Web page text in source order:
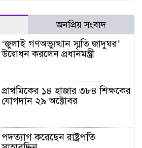
জনপ্রিয় সংবাদ
‘জুলাই গণঅভ্যুত্থান স্মৃতি জাদুঘর’
উদ্বোধন করলেন প্রধানমন্ত্রী
প্রাথমিকের ১৪ হাজার ৩৮৪ শিক্ষকের
যোগদান ২৯ অক্টোবর
পদত্যাগ করেছেন রাষ্ট্রপতি